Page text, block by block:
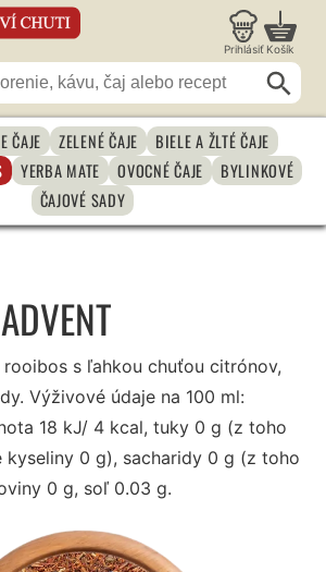
Prihlásiť Košík
ČAJE ZELENÉ ČAJE
BIELE A ŽLTÉ ČAJE
YERBA MATE OVOCNÉ ČAJE
BYLINKOVÉ
ČAJOVÉ SADY
rooibos s ľahkou chuťou citrónov,
Výživové údaje na 100 ml:
18 kJ/ 4 kcal, tuky 0 g (z toho
kyseliny 0 g), sacharidy 0 g (z toho
0 g, soľ 0.03 g.